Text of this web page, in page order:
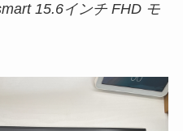
15.6インチ FHD モ